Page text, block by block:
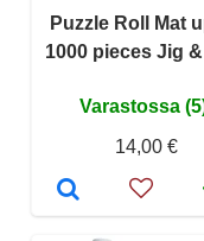
Puzzle Roll Mat
1000 pieces Jig
Varastossa
14,00 €